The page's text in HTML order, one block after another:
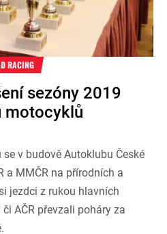
RACING
sezóny 2019
motocyklů
v budově Autoklubu České
a MMČR na přírodních a
jezdci z rukou hlavních
AČR převzali poháry za